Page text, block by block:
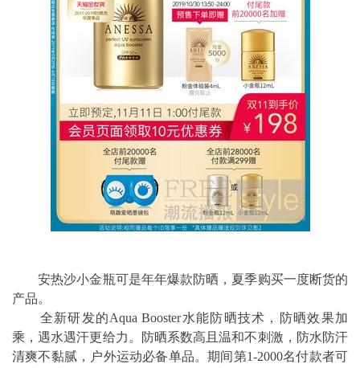
安热沙小金瓶可是年年爆款防晒，夏季购买一度断货的
产品。
全新研发的Aqua Booster水能防晒技术，防晒效果加
乘，遇水遇汗更给力。防晒系数高且温和不刺激，防水防汗
清爽不黏腻，户外运动必备单品。期间第1-2000名付款者可